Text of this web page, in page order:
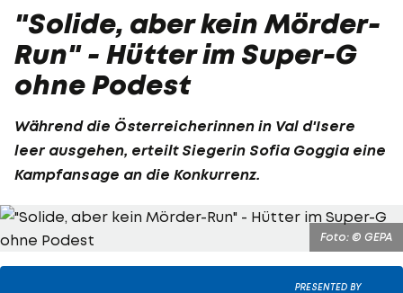
"Solide, aber kein Mörder-
Run" - Hütter im Super-G
ohne Podest
Während die Österreicherinnen in Val d'Isere
leer ausgehen, erteilt Siegerin Sofia Goggia eine
Kampfansage an die Konkurrenz.
Foto: © GEPA
PRESENTED BY